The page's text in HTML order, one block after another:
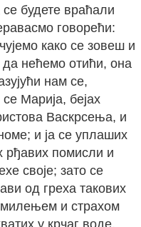
будете враћали
говорећи:
како се зовеш и
нећемо отићи, она
нам се,
Марија, бејах
Васкрсења, и
и ја се уплаших
рђавих помисли и
своје; зато се
од греха такових
и страхом
у крчаг воде,